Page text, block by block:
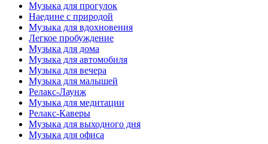
Музыка для прогулок
Наедине с природой
Музыка для вдохновения
Легкое пробуждение
Музыка для дома
Музыка для автомобиля
Музыка для вечера
Музыка для малышей
Релакс-Лаунж
Музыка для медитации
Релакс-Каверы
Музыка для выходного дня
Музыка для офиса